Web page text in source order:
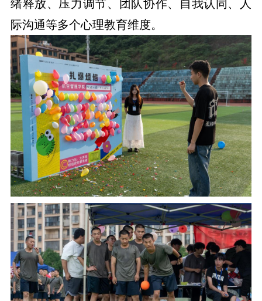
绪释放、压力调节、团队协作、自我认同、人
际沟通等多个心理教育维度。